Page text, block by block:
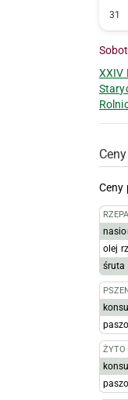
31
XXIV
Ceny
Ceny
olej
śruta
ŻYTO